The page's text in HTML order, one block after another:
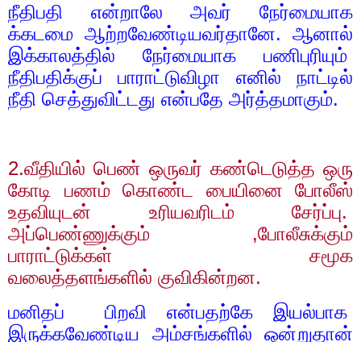
நீதிபதி என்றாலே அவர் நேர்மையாக
க்கடமை ஆற்றவேண்டியவர்தானே. ஆனால்
இக்காலத்தில் நேர்மையாக பணிபுரியும்
நீதிபதிக்குப் பாராட்டுவிழா எனில் நாட்டில்
நீதி செத்துவிட்டது என்பதே அர்த்தமாகும்.
2.வீதியில் பெண் ஒருவர் கண்டெடுத்த ஒரு
கோடி பணம் கொண்ட பையினை போலீஸ்
உதவியுடன் உரியவரிடம் சேர்ப்பு.
அப்பெண்ணுக்கும் ,போலீசுக்கும்
பாராட்டுக்கள் சமூக
வலைத்தளங்களில் குவிகின்றன.
மனிதப்
பிறவி என்பதற்கே இயல்பாக
இருக்கவேண்டிய அம்சங்களில் ஒன்றுதான்